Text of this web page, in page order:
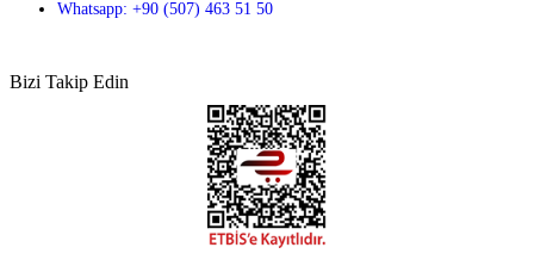
Whatsapp: +90 (507) 463 51 50
Bizi Takip Edin